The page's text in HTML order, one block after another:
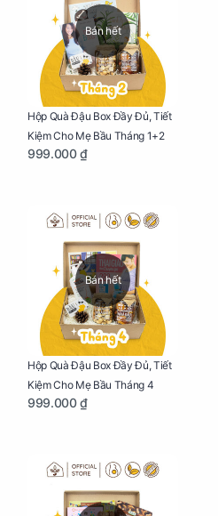
Bán hết
Hộp Quà Đậu Box Đầy Đủ, Tiết
Kiệm Cho Mẹ Bầu Tháng 1+2
999.000 ₫
Bán hết
Hộp Quà Đậu Box Đầy Đủ, Tiết
Kiệm Cho Mẹ Bầu Tháng 4
999.000 ₫